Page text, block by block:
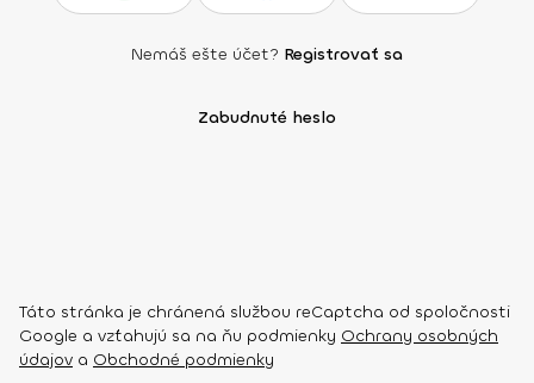
Nemáš ešte účet? Registrovať sa
Zabudnuté heslo
Táto stránka je chránená službou reCaptcha od spoločnosti
Google a vzťahujú sa na ňu podmienky Ochrany osobných
údajov a Obchodné podmienky